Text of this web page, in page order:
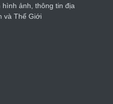
ảnh, thông tin địa
và Thế Giới